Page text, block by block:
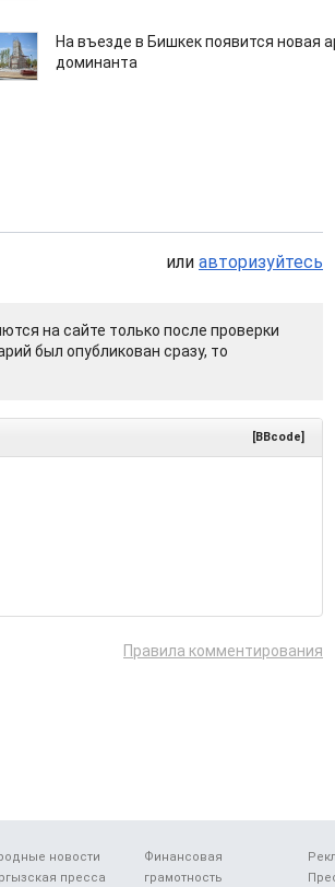
На въезде в Бишкек появится новая
доминанта
или авторизуйтесь
на сайте только после проверки
был опубликован сразу, то
[BBcode]
Правила комментирования
новости
пресса
Финансовая
грамотность